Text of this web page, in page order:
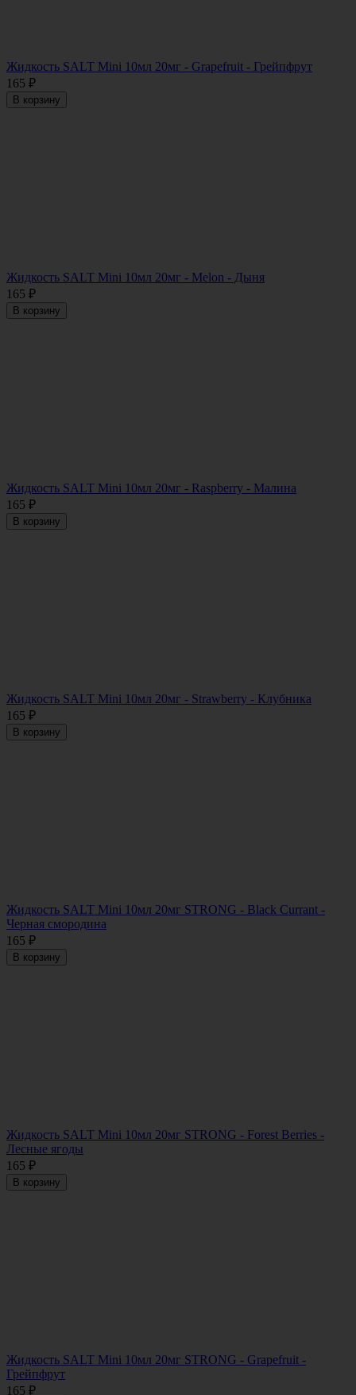
Жидкость SALT Mini 10мл 20мг - Grapefruit - Грейпфрут
165 ₽
В корзину
Жидкость SALT Mini 10мл 20мг - Melon - Дыня
165 ₽
В корзину
Жидкость SALT Mini 10мл 20мг - Raspberry - Малина
165 ₽
В корзину
Жидкость SALT Mini 10мл 20мг - Strawberry - Клубника
165 ₽
В корзину
Жидкость SALT Mini 10мл 20мг STRONG - Black Currant -
Черная смородина
165 ₽
В корзину
Жидкость SALT Mini 10мл 20мг STRONG - Forest Berries -
Лесные ягоды
165 ₽
В корзину
Жидкость SALT Mini 10мл 20мг STRONG - Grapefruit -
Грейпфрут
165 ₽